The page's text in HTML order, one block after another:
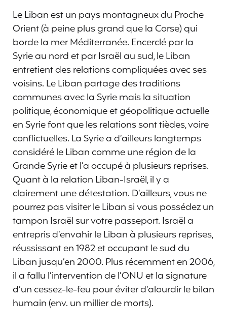
Le Liban est un pays montagneux du Proche
Orient (à peine plus grand que la Corse) qui
borde la mer Méditerranée. Encerclé par la
Syrie au nord et par Israël au sud, le Liban
entretient des relations compliquées avec ses
voisins. Le Liban partage des traditions
communes avec la Syrie mais la situation
politique, économique et géopolitique actuelle
en Syrie font que les relations sont tièdes, voire
conflictuelles. La Syrie a d’ailleurs longtemps
considéré le Liban comme une région de la
Grande Syrie et l’a occupé à plusieurs reprises.
Quant à la relation Liban-Israël, il y a
clairement une détestation. D’ailleurs, vous ne
pourrez pas visiter le Liban si vous possédez un
tampon Israël sur votre passeport. Israël a
entrepris d’envahir le Liban à plusieurs reprises,
réussissant en 1982 et occupant le sud du
Liban jusqu’en 2000. Plus récemment en 2006,
il a fallu l’intervention de l’ONU et la signature
d’un cessez-le-feu pour éviter d’alourdir le bilan
humain (env. un millier de morts).